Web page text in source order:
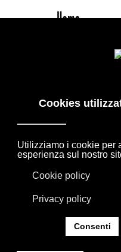
FLEXFORM,
LIMONTA.
OLUCE.
SEI QUI: